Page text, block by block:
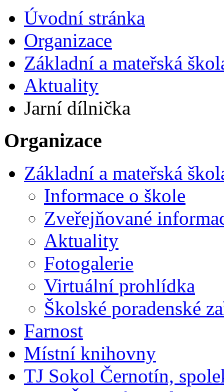
Úvodní stránka
Organizace
Základní a mateřská
Aktuality
Jarní dílnička
Organizace
Základní a mateřská
Informace o škole
Zveřejňované
Aktuality
Fotogalerie
Virtuální prohlídka
Školské poradenské
Farnost
Místní knihovny
TJ Sokol Černotín,